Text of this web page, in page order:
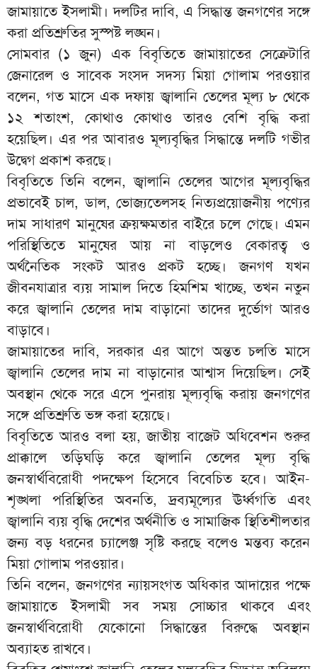
জামায়াতে ইসলামী। দলটির দাবি, এ সিদ্ধান্ত জনগণের সঙ্গে
করা প্রতিশ্রুতির সুস্পষ্ট লঙ্ঘন।
সোমবার (১ জুন) এক বিবৃতিতে জামায়াতের সেক্রেটারি
জেনারেল ও সাবেক সংসদ সদস্য মিয়া গোলাম পরওয়ার
বলেন, গত মাসে এক দফায় জ্বালানি তেলের মূল্য ৮ থেকে
১২ শতাংশ, কোথাও কোথাও তারও বেশি বৃদ্ধি করা
হয়েছিল। এর পর আবারও মূল্যবৃদ্ধির সিদ্ধান্তে দলটি গভীর
উদ্বেগ প্রকাশ করছে।
বিবৃতিতে তিনি বলেন, জ্বালানি তেলের আগের মূল্যবৃদ্ধির
প্রভাবেই চাল, ডাল, ভোজ্যতেলসহ নিত্যপ্রয়োজনীয় পণ্যের
দাম সাধারণ মানুষের ক্রয়ক্ষমতার বাইরে চলে গেছে। এমন
পরিস্থিতিতে মানুষের আয় না বাড়লেও বেকারত্ব ও
অর্থনৈতিক সংকট আরও প্রকট হচ্ছে। জনগণ যখন
জীবনযাত্রার ব্যয় সামাল দিতে হিমশিম খাচ্ছে, তখন নতুন
করে জ্বালানি তেলের দাম বাড়ানো তাদের দুর্ভোগ আরও
বাড়াবে।
জামায়াতের দাবি, সরকার এর আগে অন্তত চলতি মাসে
জ্বালানি তেলের দাম না বাড়ানোর আশ্বাস দিয়েছিল। সেই
অবস্থান থেকে সরে এসে পুনরায় মূল্যবৃদ্ধি করায় জনগণের
সঙ্গে প্রতিশ্রুতি ভঙ্গ করা হয়েছে।
বিবৃতিতে আরও বলা হয়, জাতীয় বাজেট অধিবেশন শুরুর
প্রাক্কালে তড়িঘড়ি করে জ্বালানি তেলের মূল্য বৃদ্ধি
জনস্বার্থবিরোধী পদক্ষেপ হিসেবে বিবেচিত হবে। আইন-
শৃঙ্খলা পরিস্থিতির অবনতি, দ্রব্যমূল্যের ঊর্ধ্বগতি এবং
জ্বালানি ব্যয় বৃদ্ধি দেশের অর্থনীতি ও সামাজিক স্থিতিশীলতার
জন্য বড় ধরনের চ্যালেঞ্জ সৃষ্টি করছে বলেও মন্তব্য করেন
মিয়া গোলাম পরওয়ার।
তিনি বলেন, জনগণের ন্যায়সংগত অধিকার আদায়ের পক্ষে
জামায়াতে ইসলামী সব সময় সোচ্চার থাকবে এবং
জনস্বার্থবিরোধী যেকোনো সিদ্ধান্তের বিরুদ্ধে অবস্থান
অব্যাহত রাখবে।